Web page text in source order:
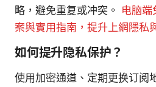
略，避免重复或冲突。 电脑端
案與實用指南，提升上網隱私
如何提升隐私保护？
使用加密通道、定期更换订阅